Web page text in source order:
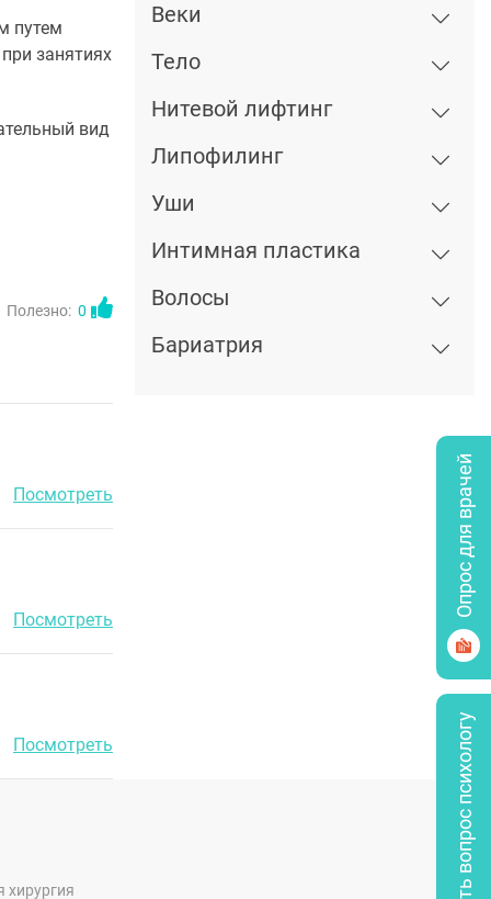
путем
занятиях
вид
Полезно: 0
Посмотреть
Посмотреть
Посмотреть
Веки
Тело
Нитевой лифтинг
Липофилинг
Уши
Интимная пластика
Волосы
Бариатрия
хирургия
Опрос для врачей
Задать вопрос психологу